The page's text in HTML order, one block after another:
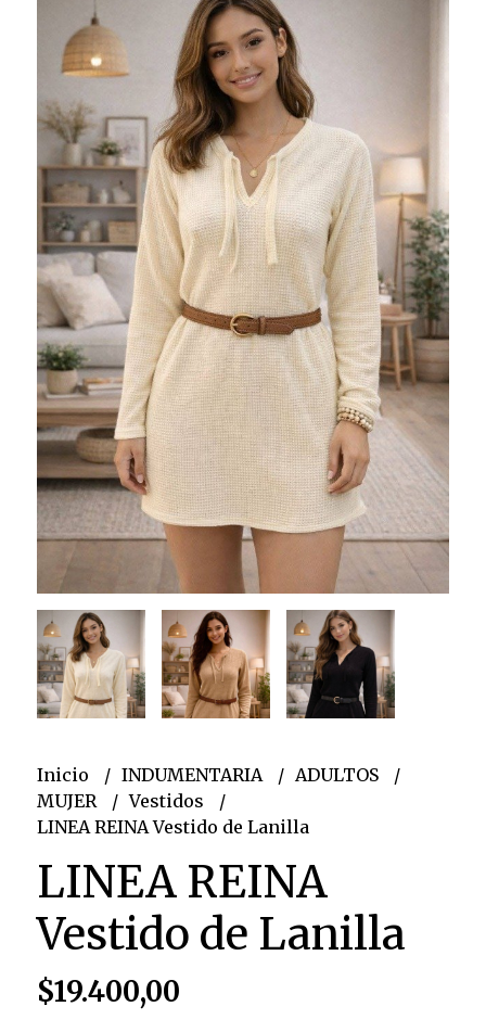
Inicio INDUMENTARIA
ADULTOS
MUJER
Vestidos
LINEA REINA Vestido de Lanilla
LINEA REINA
Vestido de Lanilla
$19.400,00